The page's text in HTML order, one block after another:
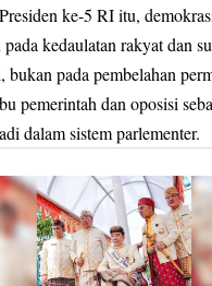
ke-5 RI itu,
kedaulatan rakyat dan
bukan pada pembelahan
pemerintah dan oposisi
dalam sistem parlementer.